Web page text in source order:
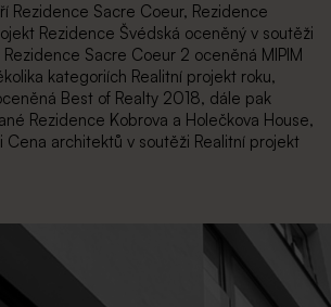
Rezidence Sacre Coeur, Rezidence
Rezidence Švédská oceněný v soutěži
Rezidence Sacre Coeur 2 oceněná MIPIM
kategoriích Realitní projekt roku,
Best of Realty 2018, dále pak
Rezidence Kobrova a Holečkova House,
Cena architektů v soutěži Realitní projekt